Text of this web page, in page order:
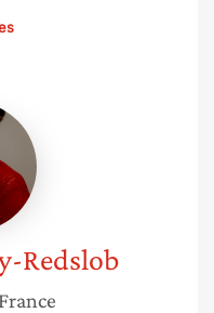
Redslob